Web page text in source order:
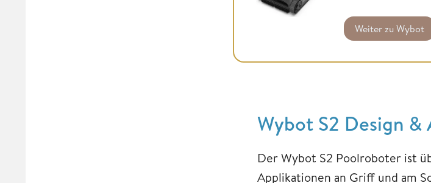
Weiter zu Wybot
Wybot S2 Design
Der Wybot S2 Poolroboter ist
Applikationen an Griff und am